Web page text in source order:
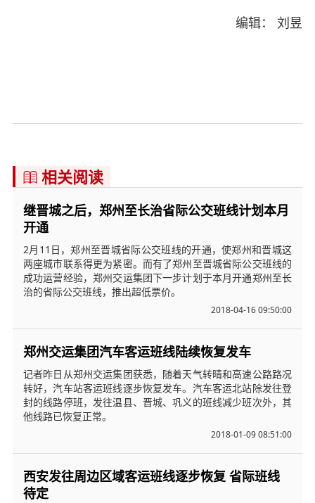
编辑： 刘昱
 相关阅读
继晋城之后，郑州至长治省际公交班线计划本月
开通
2月11日，郑州至晋城省际公交班线的开通，使郑州和晋城这
两座城市联系得更为紧密。而有了郑州至晋城省际公交班线的
成功运营经验，郑州交运集团下一步计划于本月开通郑州至长
治的省际公交班线，推出超低票价。
2018-04-16 09:50:00
郑州交运集团汽车客运班线陆续恢复发车
记者昨日从郑州交运集团获悉，随着天气转晴和高速公路路况
转好，汽车站客运班线逐步恢复发车。汽车客运北站除发往登
封的线路停班，发往温县、晋城、巩义的班线减少班次外，其
他线路已恢复正常。
2018-01-09 08:51:00
西安发往周边区域客运班线逐步恢复 省际班线
待定